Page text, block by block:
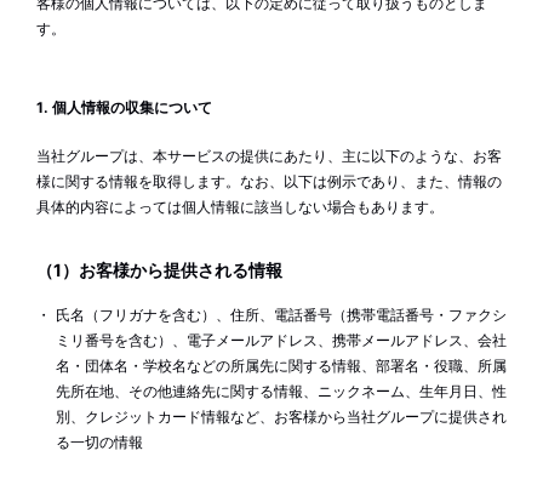
す。
1. 個人情報の収集について
当社グループは、本サービスの提供にあたり、主に以下のような、お客
様に関する情報を取得します。なお、以下は例示であり、また、情報の
具体的内容によっては個人情報に該当しない場合もあります。
（1）お客様から提供される情報
氏名（フリガナを含む）、住所、電話番号（携帯電話番号・ファクシ
ミリ番号を含む）、電子メールアドレス、携帯メールアドレス、会社
名・団体名・学校名などの所属先に関する情報、部署名・役職、所属
先所在地、その他連絡先に関する情報、ニックネーム、生年月日、性
別、クレジットカード情報など、お客様から当社グループに提供され
る一切の情報